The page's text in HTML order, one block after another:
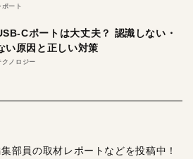
ポート
Cポートは大丈夫？ 認識しない・
い原因と正しい対策
クノロジー
部員の取材レポートなどを投稿中！